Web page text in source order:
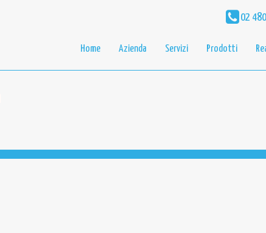
02
Home Azienda Servizi Prodotti